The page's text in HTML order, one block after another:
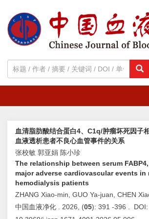
血清脂肪酸结合蛋白4、C1q/肿瘤坏死因子
血液透析患者不良心血管事件的关系
张校敏 郭亚娟 陈小珍
The relationship between serum FABP4,
major adverse cardiovascular events in
hemodialysis patients
ZHANG Xiao-min, GUO Ya-juan, CHEN
中国血液净化 . 2026, (05): 391 -396 . DOI: